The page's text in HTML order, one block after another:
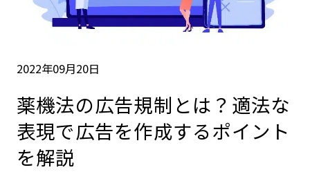
2022年09月20日
薬機法の広告規制とは？適法な
表現で広告を作成するポイント
を解説